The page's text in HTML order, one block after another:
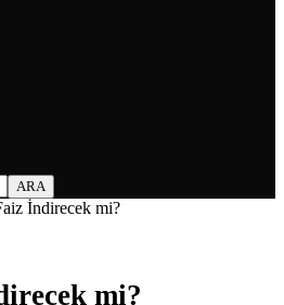
İndirecek mi?
mi?